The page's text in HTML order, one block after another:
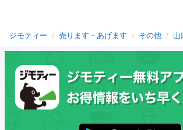
ジモティー 売ります・あげます その他 山